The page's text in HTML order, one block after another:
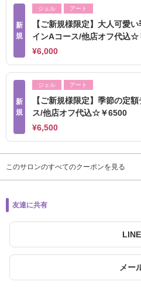
新
規
ジェル アート
【ご新規様限定】大人可愛
インAコース/他店オフ代込☆
¥6,000
新
規
ジェル アート
【ご新規様限定】季節の定
ス/他店オフ代込☆￥6500
¥6,500
このサロンのすべてのクーポンを見る
友達に共有
メー